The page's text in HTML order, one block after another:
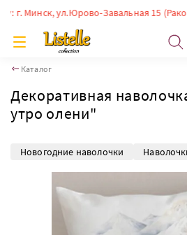
Минск, ул.Юрово-Завальная 15
Каталог
Декоративная
утро олени"
Новогодние наволочки